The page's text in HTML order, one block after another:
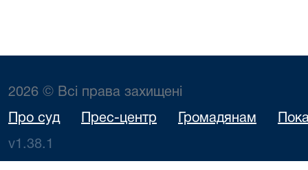
2026 © Всі права захищені
Про суд Прес-центр Громадянам
v1.38.1